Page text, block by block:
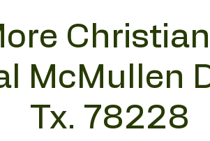
McMullen
Tx. 78228